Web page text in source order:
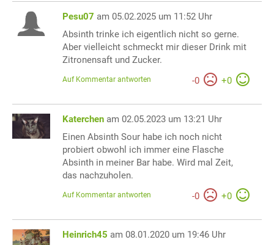
Pesu07 am 05.02.2025 um 11:52 Uhr
Absinth trinke ich eigentlich nicht so gerne.
Aber vielleicht schmeckt mir dieser Drink mit
Zitronensaft und Zucker.
-0 +0
Auf Kommentar antworten
Katerchen am 02.05.2023 um 13:21 Uhr
Einen Absinth Sour habe ich noch nicht
probiert obwohl ich immer eine Flasche
Absinth in meiner Bar habe. Wird mal Zeit,
das nachzuholen.
-0 +0
Auf Kommentar antworten
Heinrich45 am 08.01.2020 um 19:46 Uhr